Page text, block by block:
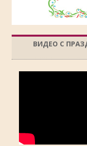
ВИДЕО С